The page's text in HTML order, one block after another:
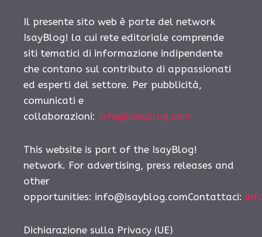
Il presente sito web è parte del network
IsayBlog! la cui rete editoriale comprende
siti tematici di informazione indipendente
che contano sul contributo di appassionati
ed esperti del settore. Per pubblicità,
comunicati e
collaborazioni: info@isayblog.com
This website is part of the IsayBlog!
network. For advertising, press releases and
other
opportunities: info@isayblog.comContattaci:
Dichiarazione sulla Privacy (UE)